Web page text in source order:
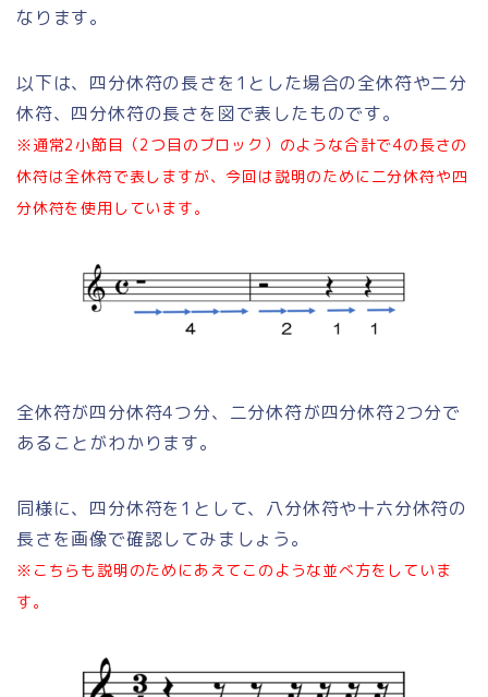
なります。
以下は、四分休符の長さを1とした場合の全休符や二分
休符、四分休符の長さを図で表したものです。
※通常2小節目（2つ目のブロック）のような合計で4の長さの
休符は全休符で表しますが、今回は説明のために二分休符や四
分休符を使用しています。
全休符が四分休符4つ分、二分休符が四分休符2つ分で
あることがわかります。
同様に、四分休符を1として、八分休符や十六分休符の
長さを画像で確認してみましょう。
※こちらも説明のためにあえてこのような並べ方をしていま
す。